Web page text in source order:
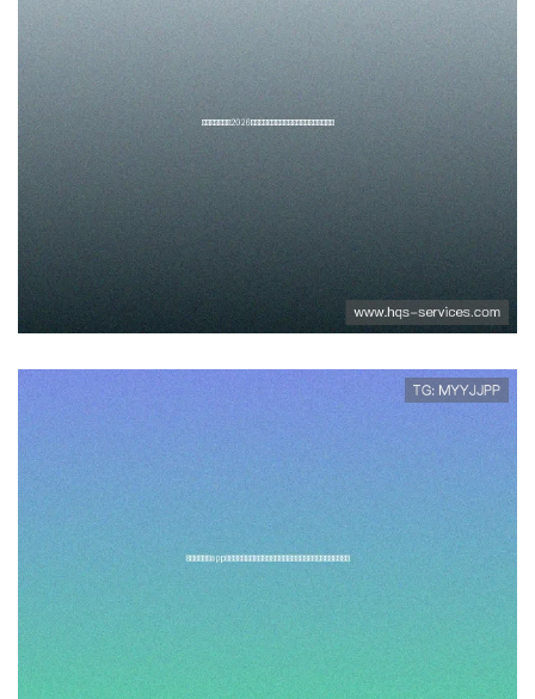
无限娱乐吧提供2026世界杯最新
新闻动态与赛场内外热点话题解
读
利用万达娱乐app官网下载快速掌
握世界杯最新动态，享受一站式
体育资讯与互动体验